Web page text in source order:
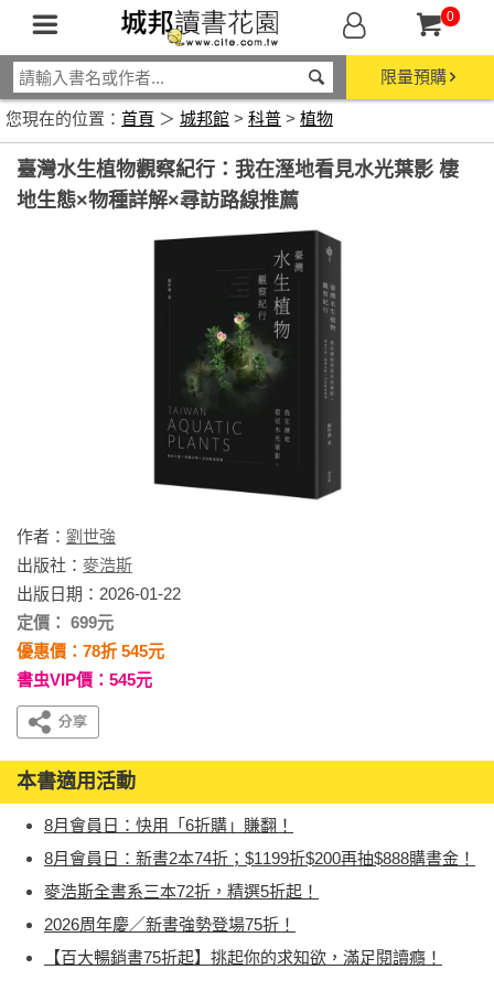
0
限量預購
您現在的位置： 首頁 ＞ 城邦館 > 科普 > 植物
臺灣水生植物觀察紀行：我在溼地看見水光葉影 棲
地生態×物種詳解×尋訪路線推薦
作者： 劉世強
出版社： 麥浩斯
出版日期：2026-01-22
定價： 699元
優惠價：78折 545元
書虫VIP價：545元
本書適用活動
8月會員日：快用「6折購」賺翻！
8月會員日：新書2本74折；$1199折$200再抽$888購書金！
麥浩斯全書系三本72折，精選5折起！
2026周年慶／新書強勢登場75折！
【百大暢銷書75折起】挑起你的求知欲，滿足閱讀癮！